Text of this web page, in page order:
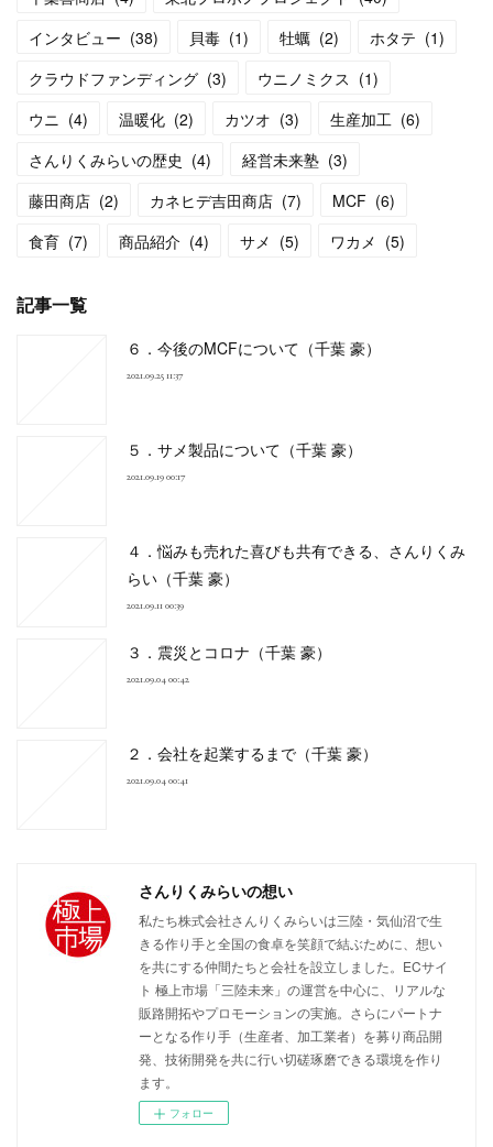
インタビュー (38) 貝毒 (1) 牡蠣 (2) ホタテ (1)
クラウドファンディング (3) ウニノミクス (1)
ウニ (4) 温暖化 (2) カツオ (3) 生産加工 (6)
さんりくみらいの歴史 (4) 経営未来塾 (3)
藤田商店 (2) カネヒデ吉田商店 (7) MCF (6)
食育 (7) 商品紹介 (4) サメ (5) ワカメ (5)
記事一覧
６．今後のMCFについて（千葉 豪）
2021.09.25 11:37
５．サメ製品について（千葉 豪）
2021.09.19 00:17
４．悩みも売れた喜びも共有できる、さんりくみ
らい（千葉 豪）
2021.09.11 00:39
３．震災とコロナ（千葉 豪）
2021.09.04 00:42
２．会社を起業するまで（千葉 豪）
2021.09.04 00:41
さんりくみらいの想い
私たち株式会社さんりくみらいは三陸・気仙沼で生
きる作り手と全国の食卓を笑顔で結ぶために、想い
を共にする仲間たちと会社を設立しました。ECサイ
ト 極上市場「三陸未来」の運営を中心に、リアルな
販路開拓やプロモーションの実施。さらにパートナ
ーとなる作り手（生産者、加工業者）を募り商品開
発、技術開発を共に行い切磋琢磨できる環境を作り
ます。
フォロー